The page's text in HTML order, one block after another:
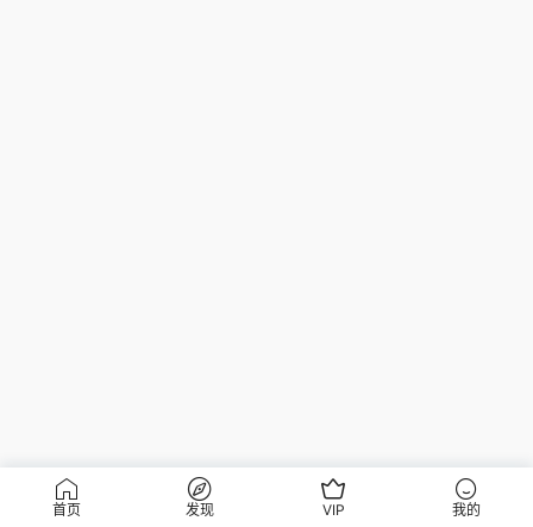
首页 发现 VIP 我的